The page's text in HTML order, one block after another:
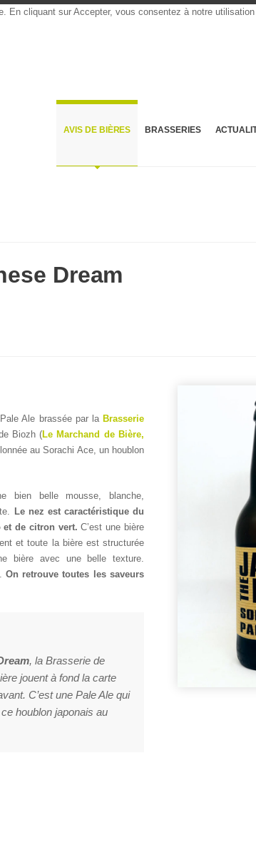
cliquant sur Accepter, vous consentez à notre
AVIS DE BIÈRES BRASSERIES
Dream
Ale brassée par la Brasserie
Biozh (Le Marchand de Bière,
au Sorachi Ace, un houblon
bien belle mousse, blanche,
Le nez est caractéristique du
et de citron vert. C’est une bière
et toute la bière est structurée
bière avec une belle texture.
On retrouve toutes les saveurs
, la Brasserie de
jouent à fond la carte
C’est une Pale Ale qui
houblon japonais au